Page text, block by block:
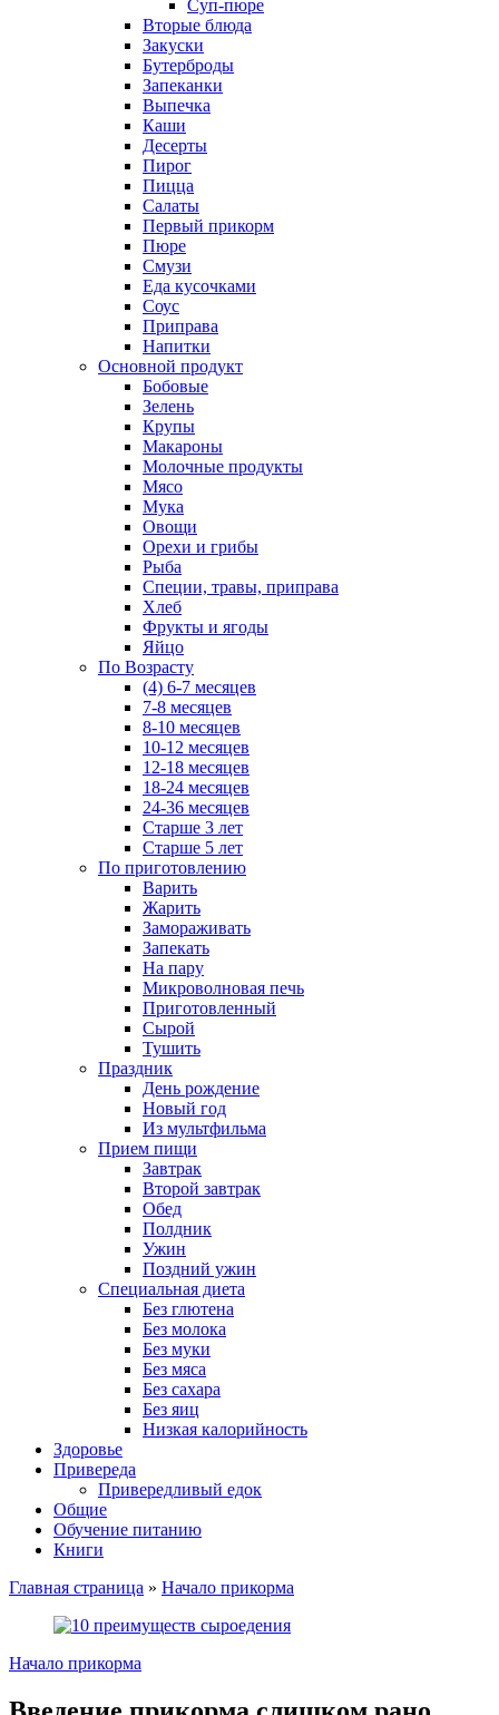
Суп-пюре
Вторые блюда
Закуски
Бутерброды
Запеканки
Выпечка
Каши
Десерты
Пирог
Пицца
Салаты
Первый прикорм
Пюре
Смузи
Еда кусочками
Соус
Приправа
Напитки
Основной продукт
Бобовые
Зелень
Крупы
Макароны
Молочные продукты
Мясо
Мука
Овощи
Орехи и грибы
Рыба
Специи, травы, приправа
Хлеб
Фрукты и ягоды
Яйцо
По Возрасту
(4) 6-7 месяцев
7-8 месяцев
8-10 месяцев
10-12 месяцев
12-18 месяцев
18-24 месяцев
24-36 месяцев
Старше 3 лет
Старше 5 лет
По приготовлению
Варить
Жарить
Замораживать
Запекать
На пару
Микроволновая печь
Приготовленный
Сырой
Тушить
Праздник
День рождение
Новый год
Из мультфильма
Прием пищи
Завтрак
Второй завтрак
Обед
Полдник
Ужин
Поздний ужин
Специальная диета
Без глютена
Без молока
Без муки
Без мяса
Без сахара
Без яиц
Низкая калорийность
Здоровье
Привереда
Привередливый едок
Общие
Обучение питанию
Книги
Главная страница » Начало прикорма
Начало прикорма